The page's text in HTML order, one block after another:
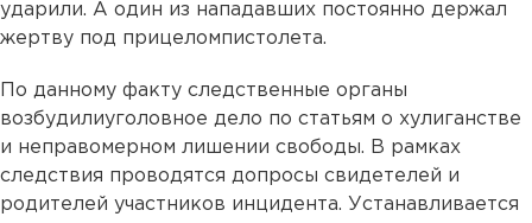
ударили. А один из нападавших постоянно держал
жертву под прицеломпистолета.
По данному факту следственные органы
возбудилиуголовное дело по статьям о хулиганстве
и неправомерном лишении свободы. В рамках
следствия проводятся допросы свидетелей и
родителей участников инцидента. Устанавливается